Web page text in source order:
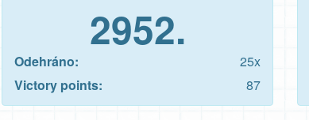
2952.
Odehráno:
25x
Victory points:
87